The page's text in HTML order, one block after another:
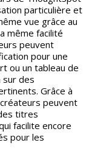
particulière et
vue grâce au
même facilité
peuvent
pour une
ou un tableau de
sur des
Grâce à
peuvent
titres
facilite encore
pour les